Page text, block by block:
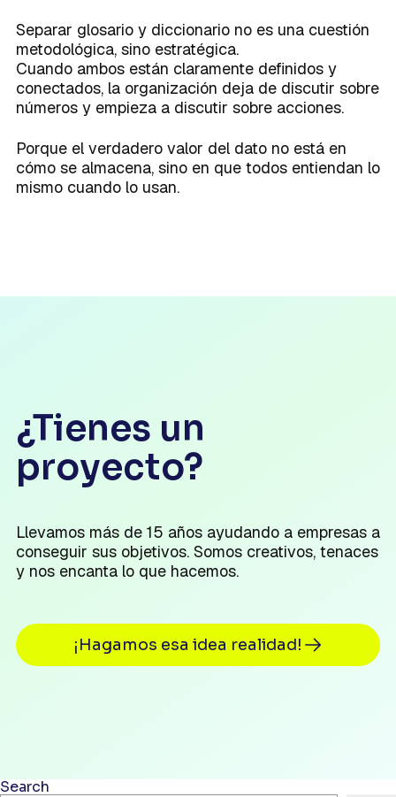
Separar glosario y diccionario no es una cuestión
metodológica, sino estratégica.
Cuando ambos están claramente definidos y
conectados, la organización deja de discutir sobre
números y empieza a discutir sobre acciones.
Porque el verdadero valor del dato no está en
cómo se almacena, sino en que todos entiendan lo
mismo cuando lo usan.
¿Tienes un
proyecto?
Llevamos más de 15 años ayudando a empresas a
conseguir sus objetivos. Somos creativos, tenaces
y nos encanta lo que hacemos.
¡Hagamos esa idea realidad!
Search